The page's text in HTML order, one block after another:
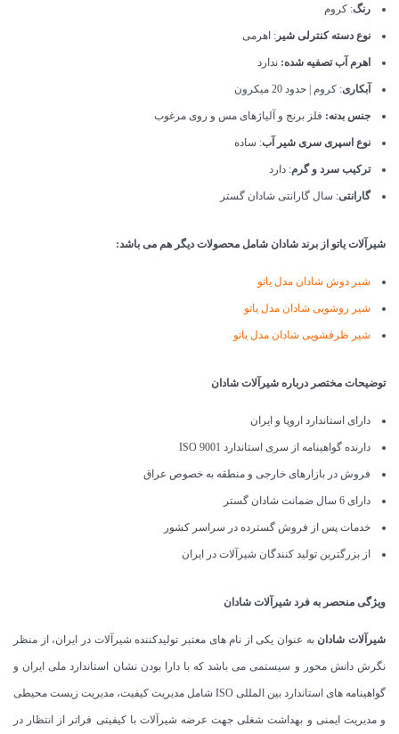
رنگ: کروم
نوع دسته کنترلی شیر : اهرمی
اهرم آب تصفیه شده: ندارد
آبکاری: کروم | حدود 20 میکرون
جنس بدنه: فلز برنج و آلیاژهای مس و روی مرغوب
نوع اسپری سری شیر آب: ساده
ترکیب سرد و گرم: دارد
گارانتی: سال گارانتی شادان گستر
شیرآلات یاتو از برند شادان شامل محصولات دیگر هم می باشد:
شیر دوش شادان مدل یاتو
شیر روشویی شادان مدل یاتو
شیر ظرفشویی شادان مدل یاتو
توضیحات مختصر درباره شیرآلات شادان
دارای استاندارد اروپا و ایران
دارنده گواهینامه از سری استاندارد ISO 9001
فروش در بازارهای خارجی و منطقه به خصوص عراق
دارای 6 سال ضمانت شادان گستر
خدمات پس از فروش گسترده در سراسر کشور
از بزرگترین تولید کنندگان شیرآلات در ایران
ویژگی منحصر به فرد شیرآلات شادان
شیرآلات شادان به عنوان یکی از نام های معتبر تولیدکننده شیرآلات در ایران، از منظر
نگرش دانش محور و سیستمی می باشد که با دارا بودن نشان استاندارد ملی ایران و
گواهینامه های استاندارد بین المللی ISO شامل مدیریت کیفیت، مدیریت زیست محیطی
و مدیریت ایمنی و بهداشت شغلی جهت عرضه شیرآلات با کیفیتی فراتر از انتظار در